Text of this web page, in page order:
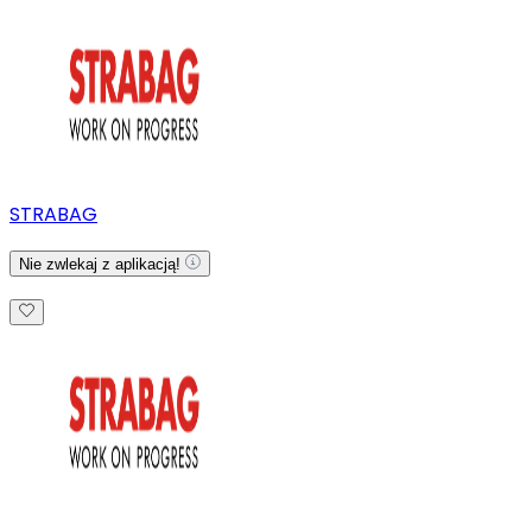
STRABAG
Nie zwlekaj z aplikacją!